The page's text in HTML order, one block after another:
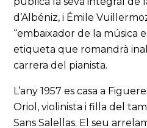
d’Albéniz, i Émile
“embaixador de la música
etiqueta que romandrà
carrera del pianista.
L’any 1957 es casa a
Oriol, violinista i filla del
Sans Salellas. El seu